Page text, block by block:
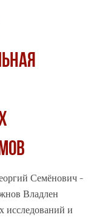
Семёнович -
Владлен
исследований и